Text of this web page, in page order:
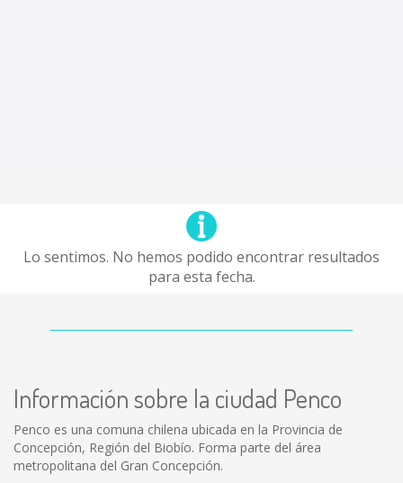
Lo sentimos. No hemos podido encontrar resultados
para esta fecha.
Información sobre la ciudad Penco
Penco es una comuna chilena ubicada en la Provincia de
Concepción, Región del Biobío. Forma parte del área
metropolitana del Gran Concepción.